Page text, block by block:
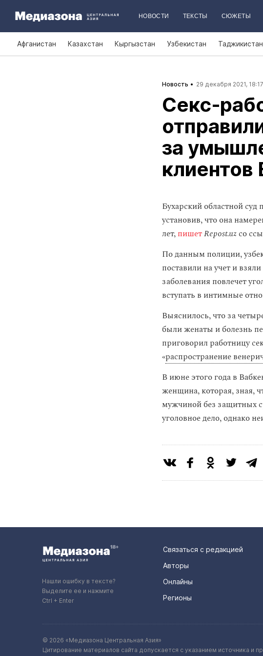
НОВОСТИ ТЕКСТЫ СЮЖЕТЫ
Афганистан Казахстан Кыргызстан Узбекистан Таджикистан
Новость 29 декабря 2021, 18:17
за
Бухарский областной
установив, что она
лет,пишетRepost.uzсо
По данным полиции,
поставили на учет и
заболевания повлечет
вступать в интимные
Выяснилось, что за
были женаты и болезнь
приговорил работницу
«распространение
В июне этого года в
женщина, которая, зная,
мужчиной без защитных
уголовное дело, однако
Нашли ошибку в тексте?
Выделите ее и нажмите
Ctrl + Enter
Связаться с редакцией
Авторы
Онлайны
Регионы
© 2026 «Медиазона Центральная Азия»
Цитирование материалов сайта допускается с указанием источника и